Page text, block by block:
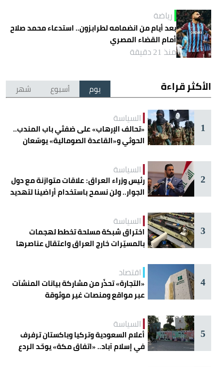
رياضة
بعد أيام من انضمامه لطرابزون.. استدعاء محمد صلاح
أمام القضاء المصري
منذ 21 دقيقة
الأكثر قراءة يوم أسبوع شهر
1
السياسة
«تحالف الإرهاب» على ضفتَي باب المندب..
الحوثي و«القاعدة الصومالية» يوسّعان
2
السياسة
رئيس وزراء العراق: علاقات متوازنة مع دول
الجوار.. ولن نسمح باستخدام أراضينا لتهديد
3
السياسة
اختراق شبكة مسلحة تخطط لهجمات
بالمسيّرات خارج العراق واعتقال عناصرها
4
اقتصاد
«التجارة» تحذّر من مشاركة بيانات المنشآت
عبر مواقع ومنصات غير موثوقة
5
السياسة
أعلام السعودية وتركيا وباكستان ترفرف
في إسلام آباد.. «اتفاق مكة» يوحّد الردع